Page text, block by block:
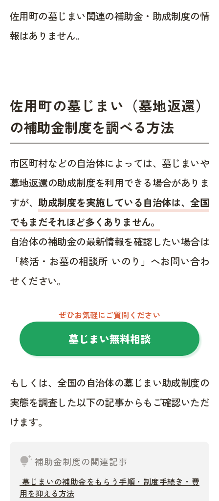
佐用町の墓じまい関連の補助金・助成制度の情
報はありません。
佐用町の墓じまい（墓地返還）
の補助金制度を調べる方法
市区町村などの自治体によっては、墓じまいや
墓地返還の助成制度を利用できる場合がありま
すが、助成制度を実施している自治体は、全国
でもまだそれほど多くありません。
自治体の補助金の最新情報を確認したい場合は
「終活・お墓の相談所 いのり」へお問い合わ
せください。
ぜひお気軽にご質問ください
墓じまい無料相談
もしくは、全国の自治体の墓じまい助成制度の
実態を調査した以下の記事からもご確認いただ
けます。
tips_and_updates補助金制度の関連記事
墓じまいの補助金をもらう手順・制度手続き・費
用を抑える方法